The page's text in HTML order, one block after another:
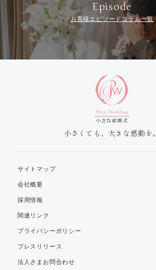
Episode
お客様エピソードコラム一覧
小さくても、大きな感動を。
サイトマップ
会社概要
採用情報
関連リンク
プライバシーポリシー
プレスリリース
法人さまお問合わせ